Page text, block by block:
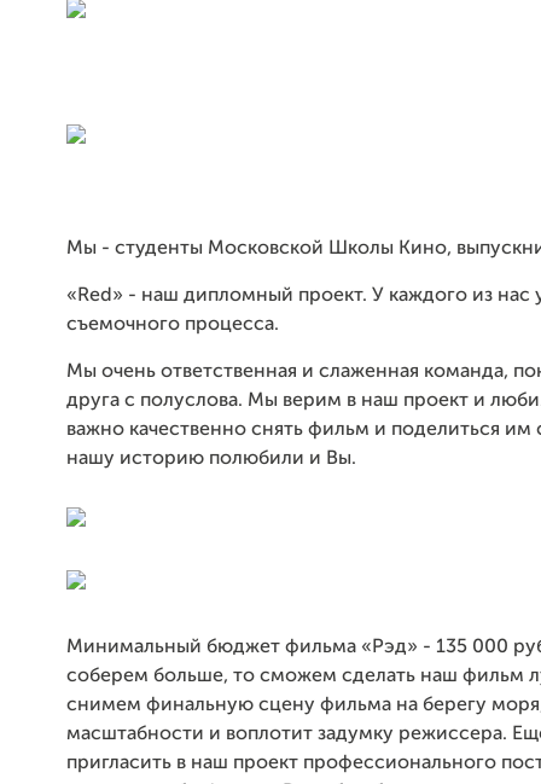
Мы - студенты Московской Школы Кино,
«Red» - наш дипломный проект. У каждого из нас
съемочного процесса.
Мы очень ответственная и слаженная команда,
друга с полуслова. Мы верим в наш проект и
важно качественно снять фильм и поделиться им
нашу историю полюбили и Вы.
Минимальный бюджет фильма «Рэд» - 135 000
соберем больше, то сможем сделать наш фильм
снимем финальную сцену фильма на берегу
масштабности и воплотит задумку режиссера.
пригласить в наш проект профессионального